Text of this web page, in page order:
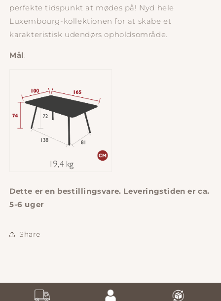
perfekte tidspunkt at mødes på! Nyd hele
Luxembourg-kollektionen for at skabe et
karakteristisk udendørs opholdsområde.
Mål:
Dette er en bestillingsvare. Leveringstiden er ca.
5-6 uger
Share